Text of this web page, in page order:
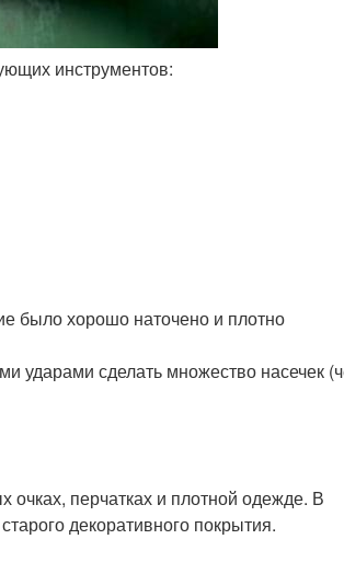
инструментов:
было хорошо наточено и плотно
ударами сделать множество насечек
перчатках и плотной одежде. В
декоративного покрытия.